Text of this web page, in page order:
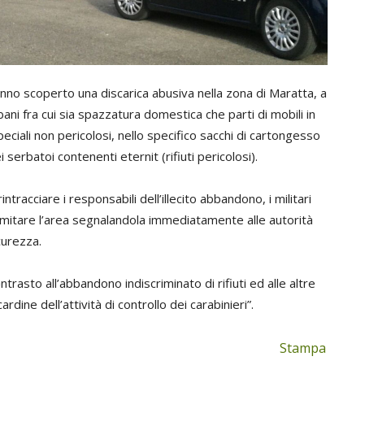
scoperto una discarica abusiva nella zona di Maratta, a
fra cui sia spazzatura domestica che parti di mobili in
non pericolosi, nello specifico sacchi di cartongesso
serbatoi contenenti eternit (rifiuti pericolosi).
i responsabili dell’illecito abbandono, i militari
l’area segnalandola immediatamente alle autorità
all’abbandono indiscriminato di rifiuti ed alle altre
dell’attività di controllo dei carabinieri”.
Stampa